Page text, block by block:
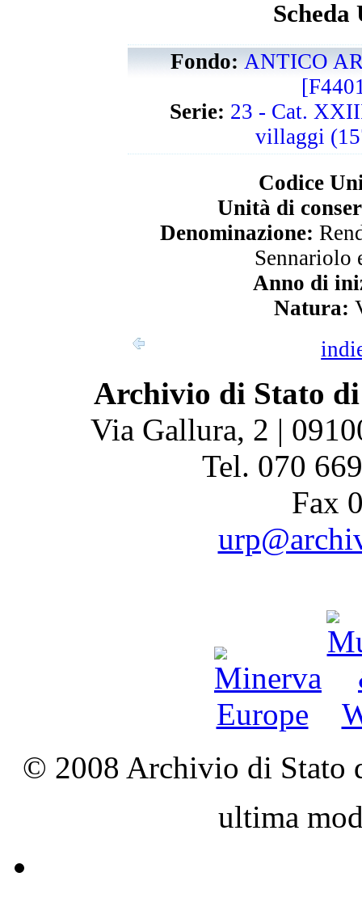
Scheda
Fondo:ANTICO
Serie: 23 - Cat.
villaggi
Codice
Unità di
Denominazione:
Sennariolo
Anno di
Natura:
Archivio di Stato
Via Gallura, 2 |
Tel. 070
Fax
© 2008 Archivio di Stato
ultima